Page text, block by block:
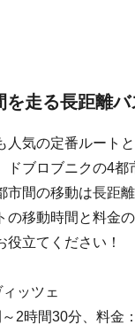
を走る長距離
人気の定番ルート
ドブロブニクの4
市間の移動は長距
の移動時間と料金
立てください！
ッツェ
2時間30分、料金